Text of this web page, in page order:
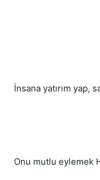
İnsana yatırım yap,
Onu mutlu eylemek